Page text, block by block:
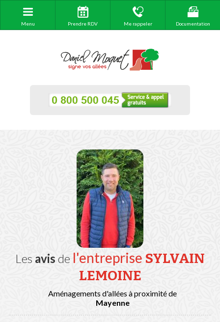
Menu Prendre RDV Me rappeler Documentation
Les avis de l'entreprise SYLVAIN
LEMOINE
Aménagements d'allées à proximité de
Mayenne